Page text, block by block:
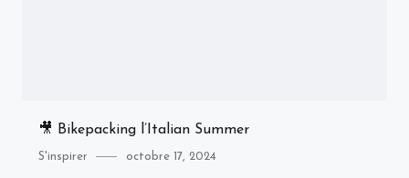
🎥 Bikepacking l’Italian Summer
Category
S'inspirer
Posted
octobre 17, 2024